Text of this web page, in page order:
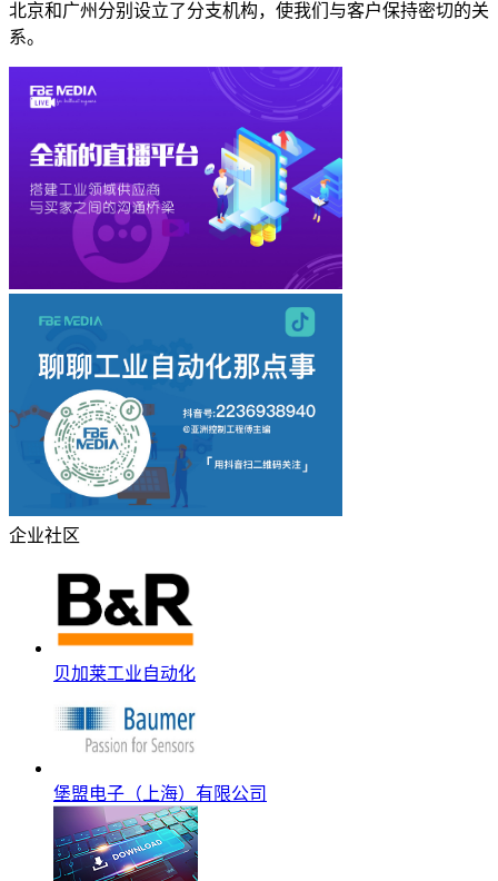
北京和广州分别设立了分支机构，使我们与客户保持密切的关
系。
企业社区
贝加莱工业自动化
堡盟电子（上海）有限公司